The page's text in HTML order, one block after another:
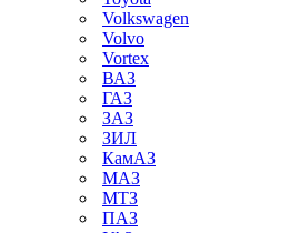
Volkswagen
Volvo
Vortex
ВАЗ
ГАЗ
ЗАЗ
ЗИЛ
КамАЗ
МАЗ
МТЗ
ПАЗ